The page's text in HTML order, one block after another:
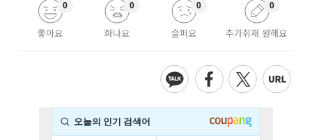
좋아요
0
화나요
0
슬퍼요
0
추가취재 원해요
0